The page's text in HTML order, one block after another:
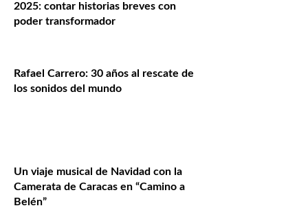
2025: contar historias breves con
poder transformador
Rafael Carrero: 30 años al rescate de
los sonidos del mundo
Un viaje musical de Navidad con la
Camerata de Caracas en “Camino a
Belén”